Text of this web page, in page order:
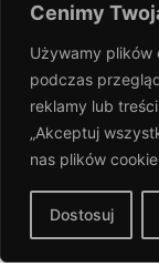
Cenimy
Używamy plików
podczas
reklamy lub
„Akceptuj
nas plików
Dostosuj
żelaza /
głównie
wodociągowe
stężenie
wyższe niż w
powodem
po procesie
wodzie